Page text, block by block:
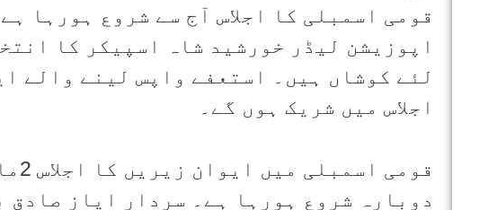
قومی اسمبلی کا اجلاس آج سے شروع ہورہا
اپوزیشن لیڈر خورشید شاہ اسپیکر کا
لئے کوشاں ہیں۔ استعفے واپس لینے والے
اجلاس میں شریک ہوں گے۔
دوبارہ شروع ہورہا ہے۔ سردار ایاز صادق